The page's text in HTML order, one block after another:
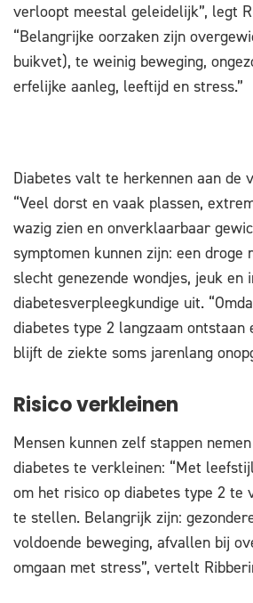
verloopt meestal geleidelijk”, legt
“Belangrijke oorzaken zijn
buikvet), te weinig beweging,
erfelijke aanleg, leeftijd en stress.”
Diabetes valt te herkennen aan de
“Veel dorst en vaak plassen,
wazig zien en onverklaarbaar
symptomen kunnen zijn: een droge
slecht genezende wondjes, jeuk en
diabetesverpleegkundige uit.
diabetes type 2 langzaam ontstaan
blijft de ziekte soms jarenlang
Risico verkleinen
Mensen kunnen zelf stappen
diabetes te verkleinen: “Met
om het risico op diabetes type 2 te
te stellen. Belangrijk zijn:
voldoende beweging, afvallen bij
omgaan met stress”, vertelt